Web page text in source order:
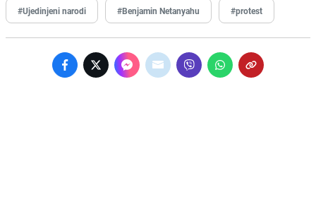
#Ujedinjeni narodi #Benjamin Netanyahu #protest